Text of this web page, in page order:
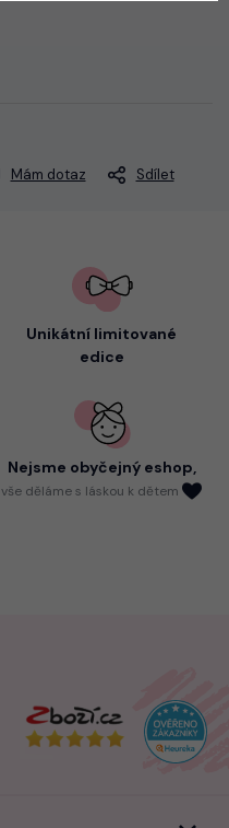
Mám dotaz Sdílet
Unikátní limitované
edice
Nejsme obyčejný eshop,
vše děláme s láskou k dětem